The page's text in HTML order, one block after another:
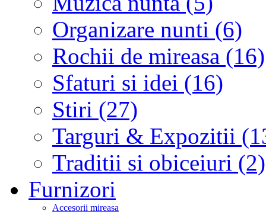
Organizare nunti (6)
Rochii de mireasa (16)
Sfaturi si idei (16)
Stiri (27)
Targuri & Expozitii
Traditii si obiceiuri (2)
Furnizori
Accesorii mireasa